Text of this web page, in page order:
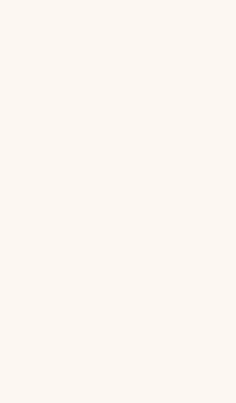
är hela listan